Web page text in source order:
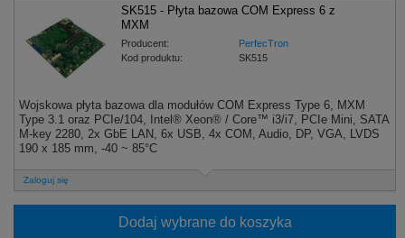
SK515 - Płyta bazowa COM Express 6 z
MXM
Producent:
PerfecTron
Kod produktu:
SK515
Wojskowa płyta bazowa dla modułów COM Express Type 6, MXM
Type 3.1 oraz PCIe/104, Intel® Xeon® / Core™ i3/i7, PCIe Mini, SATA
M-key 2280, 2x GbE LAN, 6x USB, 4x COM, Audio, DP, VGA, LVDS
190 x 185 mm, -40 ~ 85°C
Zaloguj się
Dodaj wybrane do koszyka